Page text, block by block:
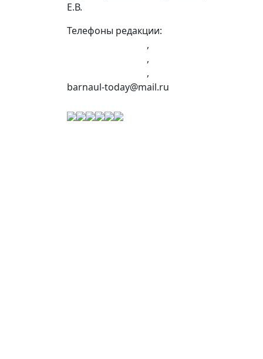
Е.В.
Телефоны редакции:
,
,
,
barnaul-today@mail.ru